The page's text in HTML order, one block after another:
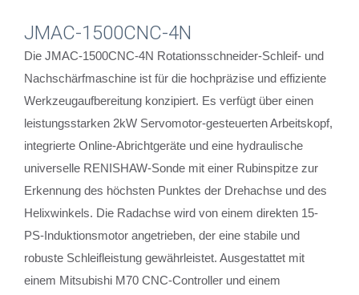
JMAC-1500CNC-4N
Die JMAC-1500CNC-4N Rotationsschneider-Schleif- und
Nachschärfmaschine ist für die hochpräzise und effiziente
Werkzeugaufbereitung konzipiert. Es verfügt über einen
leistungsstarken 2kW Servomotor-gesteuerten Arbeitskopf,
integrierte Online-Abrichtgeräte und eine hydraulische
universelle RENISHAW-Sonde mit einer Rubinspitze zur
Erkennung des höchsten Punktes der Drehachse und des
Helixwinkels. Die Radachse wird von einem direkten 15-
PS-Induktionsmotor angetrieben, der eine stabile und
robuste Schleifleistung gewährleistet. Ausgestattet mit
einem Mitsubishi M70 CNC-Controller und einem